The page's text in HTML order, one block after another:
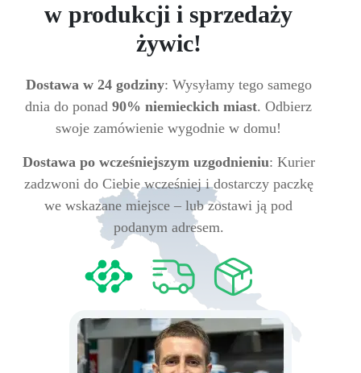
w produkcji i sprzedaży
żywic!
Dostawa w 24 godziny: Wysyłamy tego samego
dnia do ponad 90% niemieckich miast. Odbierz
swoje zamówienie wygodnie w domu!
Dostawa po wcześniejszym uzgodnieniu: Kurier
zadzwoni do Ciebie wcześniej i dostarczy paczkę
we wskazane miejsce – lub zostawi ją pod
podanym adresem.